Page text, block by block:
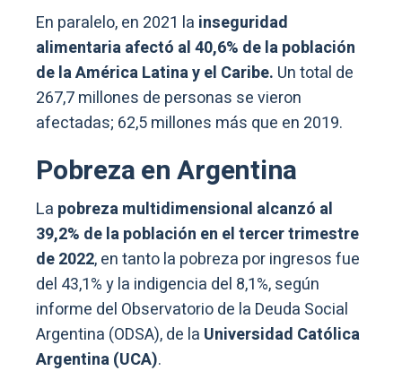
En paralelo, en 2021 la inseguridad
alimentaria afectó al 40,6% de la población
de la América Latina y el Caribe. Un total de
267,7 millones de personas se vieron
afectadas; 62,5 millones más que en 2019.
Pobreza en Argentina
La pobreza multidimensional alcanzó al
39,2% de la población en el tercer trimestre
de 2022, en tanto la pobreza por ingresos fue
del 43,1% y la indigencia del 8,1%, según
informe del Observatorio de la Deuda Social
Argentina (ODSA), de la Universidad Católica
Argentina (UCA).